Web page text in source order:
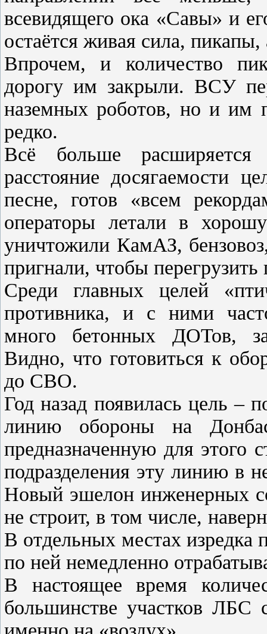
всевидящего ока «Савы» и
остаётся живая сила,
Впрочем, и количество
дорогу им закрыли. ВСУ
наземных роботов, но и им
редко.
Всё больше расширяется
расстояние досягаемости
песне, готов «всем
операторы летали в
уничтожили КамАЗ,
пригнали, чтобы перегрузить
Среди главных целей
противника, и с ними
много бетонных ДОТов,
Видно, что готовиться к
до СВО.
Год назад появилась цель –
линию обороны на
предназначенную для этого
подразделения эту линию в
Новый эшелон инженерных
не строит, в том числе,
В отдельных местах изредка
по ней немедленно
В настоящее время
большинстве участков ЛБС